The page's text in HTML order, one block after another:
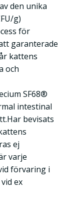
den unika
g)
för
garanterade
kattens
och
SF68®
intestinal
bevisats
ej
varje
förvaring i
ex